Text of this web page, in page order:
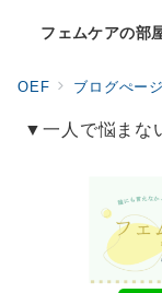
フェムケアの部
OEF ブログぺージ
▼一人で悩まな